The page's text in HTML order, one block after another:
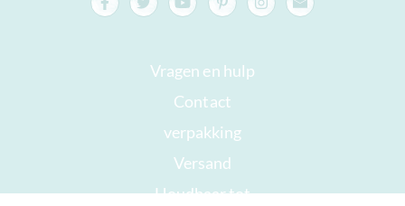
Vragen en hulp
Contact
verpakking
Versand
Houdbaar tot